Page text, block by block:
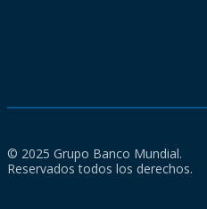
© 2025 Grupo Banco Mundial.
Reservados todos los derechos.